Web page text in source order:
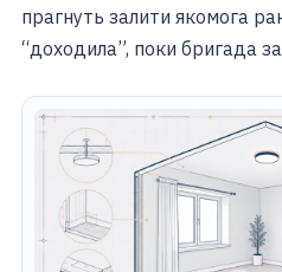
прагнуть залити якомога
“доходила”, поки бригада